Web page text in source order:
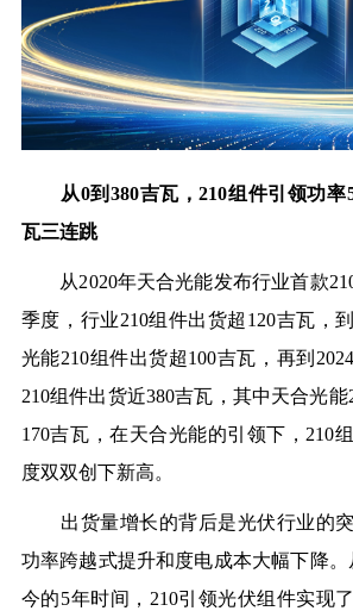
从0到 380吉瓦，210组件引领功率
瓦三连跳
从2020年天合光能发布行业首款2
季度，行业210组件出货超1 20吉瓦 ，
光能210组件出货超100吉瓦 ，再到2024
210组件出货近380吉瓦 ，其中天合光能
1 70吉瓦 ，在天合光能的引领下，210
度双双创下新高。
出货量增长的背后是光伏行业的
功率跨越式提升和度电成本大幅下降。
今的5年时间，210引领光伏组件实现